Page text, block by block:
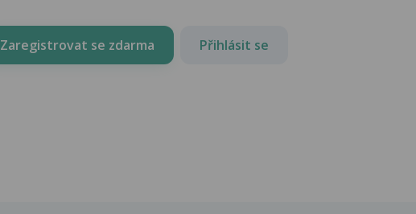
Zaregistrovat se zdarma Přihlásit se